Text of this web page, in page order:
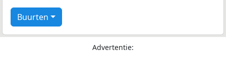
Buurten
Advertentie: